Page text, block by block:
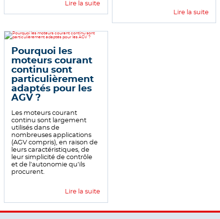
Lire la suite
Lire la suite
Pourquoi les
moteurs courant
continu sont
particulièrement
adaptés pour les
AGV ?
Les moteurs courant
continu sont largement
utilisés dans de
nombreuses applications
(AGV compris), en raison de
leurs caractéristiques, de
leur simplicité de contrôle
et de l’autonomie qu’ils
procurent.
Lire la suite